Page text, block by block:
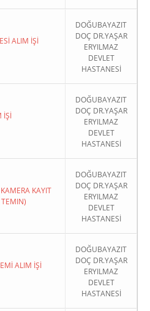
ALIM İŞİ
DOĞUBAYAZIT
DOÇ DR.YAŞAR
ERYILMAZ
DEVLET
HASTANESİ
İŞİ
DOĞUBAYAZIT
DOÇ DR.YAŞAR
ERYILMAZ
DEVLET
HASTANESİ
KAYIT
DOĞUBAYAZIT
DOÇ DR.YAŞAR
ERYILMAZ
DEVLET
HASTANESİ
ALIM İŞİ
DOĞUBAYAZIT
DOÇ DR.YAŞAR
ERYILMAZ
DEVLET
HASTANESİ